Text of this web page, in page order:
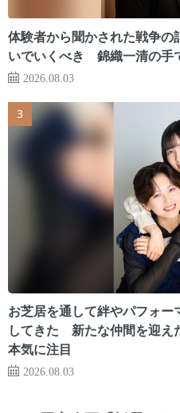
体験者から聞かされた戦争
いでいくべき 錦織一清の手
2026.08.03
お芝居を通して絆やパフォ
してきた 新たな仲間を迎え
本気に注目
2026.08.03